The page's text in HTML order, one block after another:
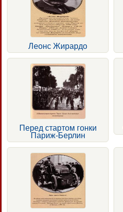
Леонс Жирардо
Перед стартом гонки
Париж-Берлин